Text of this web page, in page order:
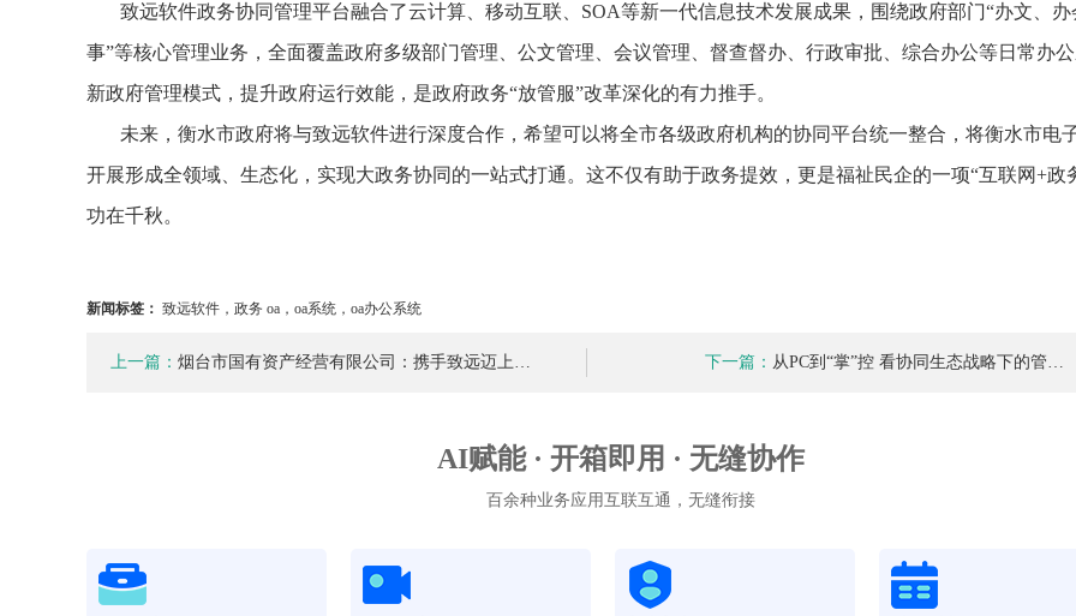
致远软件政务协同管理平台融合了云计算、移动互联、SOA等新一代信息技术发展成果，围绕政府部门“办文、办
事”等核心管理业务，全面覆盖政府多级部门管理、公文管理、会议管理、督查督办、行政审批、综合办公等日常办
新政府管理模式，提升政府运行效能，是政府政务“放管服”改革深化的有力推手。
未来，衡水市政府将与致远软件进行深度合作，希望可以将全市各级政府机构的协同平台统一整合，将衡水市电
开展形成全领域、生态化，实现大政务协同的一站式打通。这不仅有助于政务提效，更是福祉民企的一项“互联网+政
功在千秋。
新闻标签： 致远软件，政务 oa，oa系统，oa办公系统
上一篇： 烟台市国有资产经营有限公司：携手致远迈上… 下一篇： 从PC到“掌”控 看协同生态战略下的管…
AI赋能 · 开箱即用 · 无缝协作
百余种业务应用互联互通，无缝衔接